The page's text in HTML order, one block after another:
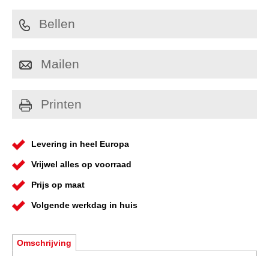
Bellen
Mailen
Printen
Levering in heel Europa
Vrijwel alles op voorraad
Prijs op maat
Volgende werkdag in huis
Omschrijving